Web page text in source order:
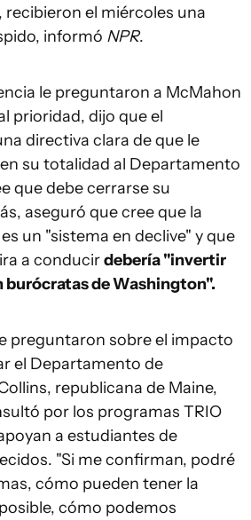
recibieron el miércoles una
informó NPR.
le preguntaron a McMahon
prioridad, dijo que el
directiva clara de que le
su totalidad al Departamento
que debe cerrarse su
aseguró que cree que la
un "sistema en declive" y que
a conducirdebería "invertir
burócratas de Washington".
preguntaron sobre el impacto
el Departamento de
republicana de Maine,
por los programas TRIO
a estudiantes de
"Si me confirman, podré
cómo pueden tener la
cómo podemos